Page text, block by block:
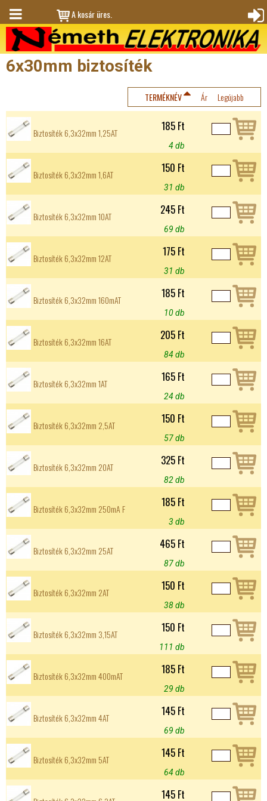
A kosár üres.
Bejele
ntkez
6x30mm biztosíték
TERMÉKNÉV Ár Legújabb
Biztosíték 6,3x32mm 1,25AT 185 Ft
4 db
Biztosíték 6,3x32mm 1,6AT 150 Ft
31 db
Biztosíték 6,3x32mm 10AT 245 Ft
69 db
Biztosíték 6,3x32mm 12AT 175 Ft
31 db
Biztosíték 6,3x32mm 160mAT 185 Ft
10 db
Biztosíték 6,3x32mm 16AT 205 Ft
84 db
Biztosíték 6,3x32mm 1AT 165 Ft
24 db
Biztosíték 6,3x32mm 2,5AT 150 Ft
57 db
Biztosíték 6,3x32mm 20AT 325 Ft
82 db
Biztosíték 6,3x32mm 250mA F 185 Ft
3 db
Biztosíték 6,3x32mm 25AT 465 Ft
87 db
Biztosíték 6,3x32mm 2AT 150 Ft
38 db
Biztosíték 6,3x32mm 3,15AT 150 Ft
111 db
Biztosíték 6,3x32mm 400mAT 185 Ft
29 db
Biztosíték 6,3x32mm 4AT 145 Ft
69 db
Biztosíték 6,3x32mm 5AT 145 Ft
64 db
145 Ft
M
en
ü